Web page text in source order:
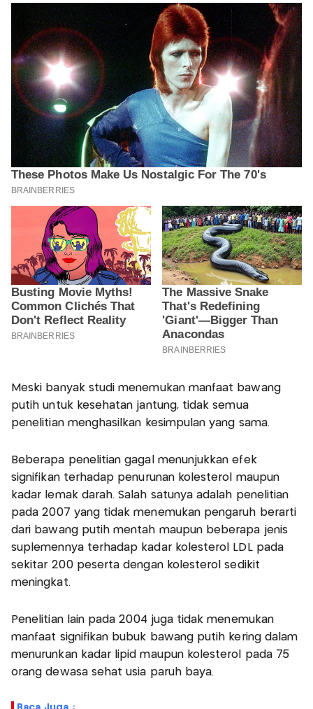
Meski banyak studi menemukan manfaat bawang
putih untuk kesehatan jantung, tidak semua
penelitian menghasilkan kesimpulan yang sama.
Beberapa penelitian gagal menunjukkan efek
signifikan terhadap penurunan kolesterol maupun
kadar lemak darah. Salah satunya adalah penelitian
pada 2007 yang tidak menemukan pengaruh berarti
dari bawang putih mentah maupun beberapa jenis
suplemennya terhadap kadar kolesterol LDL pada
sekitar 200 peserta dengan kolesterol sedikit
meningkat.
Penelitian lain pada 2004 juga tidak menemukan
manfaat signifikan bubuk bawang putih kering dalam
menurunkan kadar lipid maupun kolesterol pada 75
orang dewasa sehat usia paruh baya.